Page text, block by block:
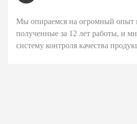
Мы опираемся на огромный опыт
полученные за 12 лет работы, и
систему контроля качества